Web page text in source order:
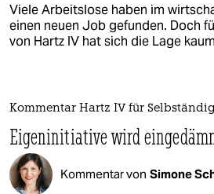
Viele Arbeitslose haben im
einen neuen Job gefunden. Doch
von Hartz IV hat sich die Lage
Kommentar Hartz IV für
Eigeninitiative wird
Kommentar von Simone